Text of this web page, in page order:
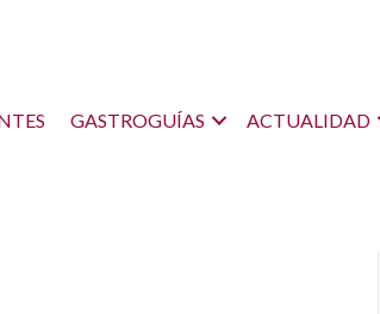
GASTROGUÍAS ACTUALIDAD